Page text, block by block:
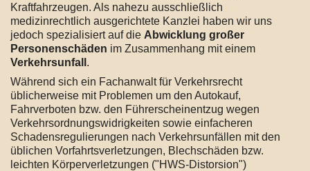
Kraftfahrzeugen. Als nahezu ausschließlich
medizinrechtlich ausgerichtete Kanzlei haben wir uns
jedoch spezialisiert auf die Abwicklung großer
Personenschäden im Zusammenhang mit einem
Verkehrsunfall .
Während sich ein Fachanwalt für Verkehrsrecht
üblicherweise mit Problemen um den Autokauf,
Fahrverboten bzw. den Führerscheinentzug wegen
Verkehrsordnungswidrigkeiten sowie einfacheren
Schadensregulierungen nach Verkehrsunfällen mit den
üblichen Vorfahrtsverletzungen, Blechschäden bzw.
leichten Körperverletzungen ("HWS-Distorsion")